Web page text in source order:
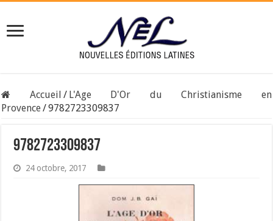
Accueil / L'Age D'Or du Christianisme en
Provence/9782723309837
9782723309837
24 octobre, 2017